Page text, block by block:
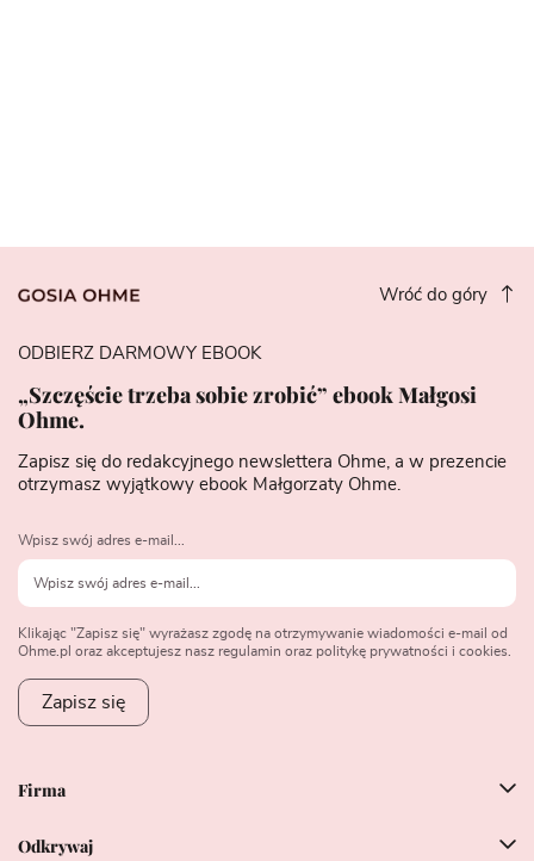
Wróć do góry
Firma
Odkrywaj
ODBIERZ DARMOWY EBOOK
„Szczęście trzeba sobie zrobić” ebook Małgosi
Ohme.
Zapisz się do redakcyjnego newslettera Ohme, a w prezencie
otrzymasz wyjątkowy ebook Małgorzaty Ohme.
Wpisz swój adres e-mail...
Klikając "Zapisz się" wyrażasz zgodę na otrzymywanie wiadomości e-mail od
Ohme.pl oraz akceptujesz nasz regulamin oraz politykę prywatności i cookies.
Zapisz się